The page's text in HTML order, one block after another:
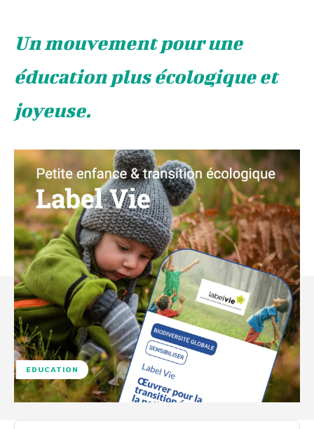
Un mouvement pour une
éducation plus écologique et
joyeuse.
EDUCATION